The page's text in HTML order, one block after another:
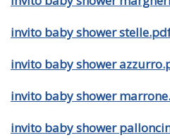
invito baby shower
invito baby shower
invito baby shower
invito baby shower